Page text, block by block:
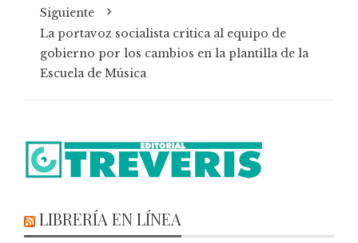
Siguiente
La portavoz socialista critica al equipo de
gobierno por los cambios en la plantilla de la
Escuela de Música
LIBRERÍA EN LÍNEA